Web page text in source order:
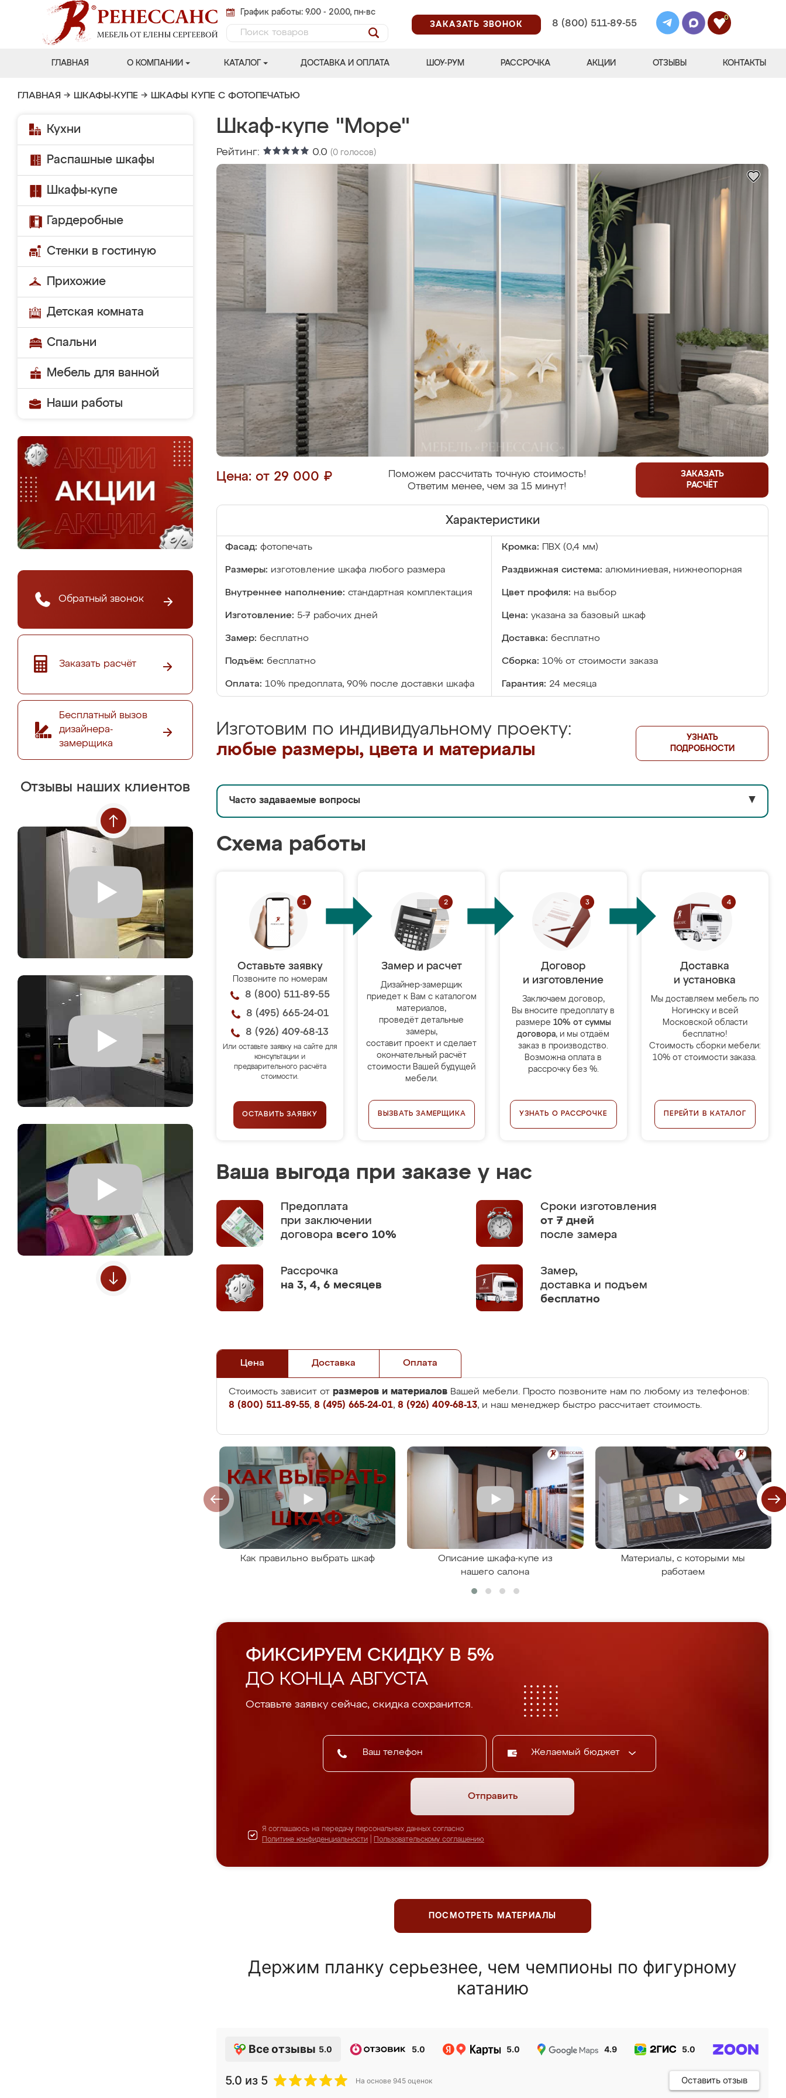
График работы: 9.00 - 20.00, пн-вс
ЗАКАЗАТЬ ЗВОНОК
8 (800) 511-89-55
0
ГЛАВНАЯ О КОМПАНИИ КАТАЛОГ ДОСТАВКА И ОПЛАТА ШОУ-РУМ РАССРОЧКА АКЦИИ ОТЗЫВЫ КОНТАКТЫ
ГЛАВНАЯ → ШКАФЫ-КУПЕ → ШКАФЫ КУПЕ С ФОТОПЕЧАТЬЮ
Кухни
Распашные шкафы
Шкафы-купе
Гардеробные
Стенки в гостиную
Прихожие
Детская комната
Спальни
Мебель для ванной
Наши работы
Обратный звонок
Заказать расчёт
Бесплатный вызов
дизайнера-
замерщика
Отзывы наших клиентов
Шкаф-купе "Море"
Рейтинг: 0.0 (0 голосов)
Цена: от 29 000 ₽
Поможем рассчитать точную стоимость!
Ответим менее, чем за 15 минут!
ЗАКАЗАТЬ
РАСЧЁТ
Характеристики
Фасад: фотопечать Кромка: ПВХ (0,4 мм)
Размеры: изготовление шкафа любого размера Раздвижная система: алюминиевая, нижнеопорная
Внутреннее наполнение: стандартная комплектация Цвет профиля: на выбор
Изготовление: 5-7 рабочих дней Цена: указана за базовый шкаф
Замер: бесплатно Доставка: бесплатно
Подъём: бесплатно Сборка: 10% от стоимости заказа
Оплата: 10% предоплата, 90% после доставки шкафа Гарантия: 24 месяца
Изготовим по индивидуальному проекту:
любые размеры, цвета и материалы
УЗНАТЬ
ПОДРОБНОСТИ
Часто задаваемые вопросы ▼
Схема работы
Оставьте заявку
Позвоните по номерам
8 (800) 511-89-55
8 (495) 665-24-01
8 (926) 409-68-13
Или оставьте заявку на сайте для
консультации и
предварительного расчёта
стоимости.
ОСТАВИТЬ ЗАЯВКУ
Замер и расчет
Дизайнер-замерщик
приедет к Вам с каталогом
материалов,
проведёт детальные
замеры,
составит проект и сделает
окончательный расчёт
стоимости Вашей будущей
мебели.
ВЫЗВАТЬ ЗАМЕРЩИКА
Договор
и изготовление
Заключаем договор,
Вы вносите предоплату в
размере 10% от суммы
договора, и мы отдаём
заказ в производство.
Возможна оплата в
рассрочку без %.
УЗНАТЬ О РАССРОЧКЕ
Доставка
и установка
Мы доставляем мебель по
Ногинску и всей
Московской области
бесплатно!
Стоимость сборки мебели:
10% от стоимости заказа.
ПЕРЕЙТИ В КАТАЛОГ
Ваша выгода при заказе у нас
Предоплата
при заключении
договора всего 10%
Сроки изготовления
от 7 дней
после замера
Рассрочка
на 3, 4, 6 месяцев
Замер,
доставка и подъем
бесплатно
Цена Доставка Оплата
Стоимость зависит от размеров и материалов Вашей мебели. Просто позвоните нам по любому из телефонов:
8 (800) 511-89-55, 8 (495) 665-24-01, 8 (926) 409-68-13, и наш менеджер быстро рассчитает стоимость.
Как правильно выбрать шкаф
Описание шкафа-купе из
нашего салона
Материалы, с которыми мы
работаем
ФИКСИРУЕМ СКИДКУ В 5%
ДО КОНЦА АВГУСТА
Оставьте заявку сейчас, скидка сохранится.
Желаемый бюджет
Отправить
Я соглашаюсь на передачу персональных данных согласно
Политике конфиденциальности
Пользовательскому соглашению
ПОСМОТРЕТЬ МАТЕРИАЛЫ
Держим планку серьезнее, чем чемпионы по фигурному
катанию
Все отзывы 5.0 5.0 5.0 4.9 5.0
5.0 из 5 На основе 945 оценок Оставить отзыв